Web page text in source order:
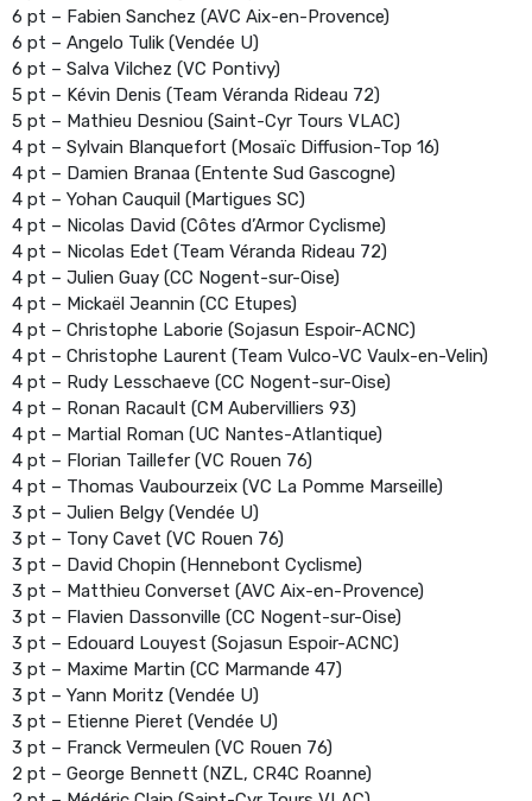
6 pt – Fabien Sanchez (AVC Aix-en-Provence)
6 pt – Angelo Tulik (Vendée U)
6 pt – Salva Vilchez (VC Pontivy)
5 pt – Kévin Denis (Team Véranda Rideau 72)
5 pt – Mathieu Desniou (Saint-Cyr Tours VLAC)
4 pt – Sylvain Blanquefort (Mosaïc Diffusion-Top 16)
4 pt – Damien Branaa (Entente Sud Gascogne)
4 pt – Yohan Cauquil (Martigues SC)
4 pt – Nicolas David (Côtes d’Armor Cyclisme)
4 pt – Nicolas Edet (Team Véranda Rideau 72)
4 pt – Julien Guay (CC Nogent-sur-Oise)
4 pt – Mickaël Jeannin (CC Etupes)
4 pt – Christophe Laborie (Sojasun Espoir-ACNC)
4 pt – Christophe Laurent (Team Vulco-VC Vaulx-en-Velin)
4 pt – Rudy Lesschaeve (CC Nogent-sur-Oise)
4 pt – Ronan Racault (CM Aubervilliers 93)
4 pt – Martial Roman (UC Nantes-Atlantique)
4 pt – Florian Taillefer (VC Rouen 76)
4 pt – Thomas Vaubourzeix (VC La Pomme Marseille)
3 pt – Julien Belgy (Vendée U)
3 pt – Tony Cavet (VC Rouen 76)
3 pt – David Chopin (Hennebont Cyclisme)
3 pt – Matthieu Converset (AVC Aix-en-Provence)
3 pt – Flavien Dassonville (CC Nogent-sur-Oise)
3 pt – Edouard Louyest (Sojasun Espoir-ACNC)
3 pt – Maxime Martin (CC Marmande 47)
3 pt – Yann Moritz (Vendée U)
3 pt – Etienne Pieret (Vendée U)
3 pt – Franck Vermeulen (VC Rouen 76)
2 pt – George Bennett (NZL, CR4C Roanne)